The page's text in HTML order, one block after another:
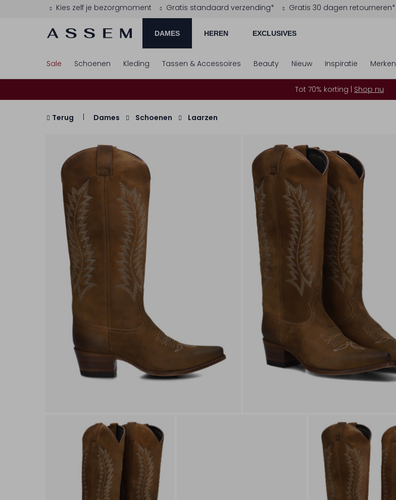
Kies zelf je bezorgmoment Gratis standaard verzending* Gratis 30 dagen retourneren*
DAMES HEREN EXCLUSIVES
Sale Schoenen Kleding Tassen & Accessoires Beauty Nieuw Inspiratie Merken
Tot 70% korting | Shop nu
Terug Dames Schoenen Laarzen